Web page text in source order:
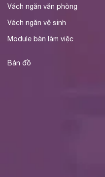
Vách ngăn văn phòng
Vách ngăn vệ sinh
Module bàn làm việc
Bản đồ